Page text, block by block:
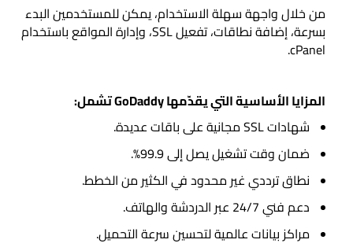
من خلال واجهة سهلة الاستخدام، يمكن للمستخدمين البدء
بسرعة، إضافة نطاقات، تفعيل SSL، وإدارة المواقع باستخدام
cPanel.
المزايا الأساسية التي يقدّمها GoDaddy تشمل:
شهادات SSL مجانية على باقات عديدة.
ضمان وقت تشغيل يصل إلى 99.9%.
نطاق ترددي غير محدود في الكثير من الخطط.
دعم فني 24/7 عبر الدردشة والهاتف.
مراكز بيانات عالمية لتحسين سرعة التحميل.